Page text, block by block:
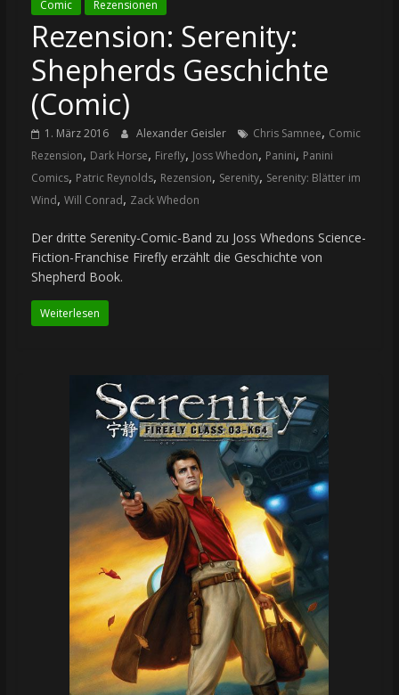
Comic Rezensionen
Rezension: Serenity:
Shepherds Geschichte
(Comic)
1. März 2016 Alexander Geisler Chris Samnee, Comic
Rezension, Dark Horse, Firefly, Joss Whedon, Panini, Panini
Comics, Patric Reynolds, Rezension, Serenity, Serenity: Blätter im
Wind, Will Conrad, Zack Whedon
Der dritte Serenity-Comic-Band zu Joss Whedons Science-
Fiction-Franchise Firefly erzählt die Geschichte von
Shepherd Book.
Weiterlesen